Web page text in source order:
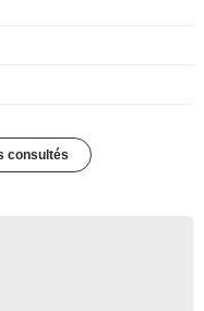
consultés